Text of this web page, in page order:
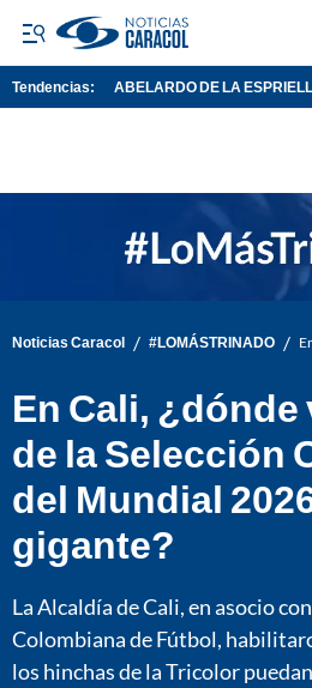
Tendencias: ABELARDO DE LA
Noticias Caracol / #LOMÁSTRINADO /
En Cali,
de la Selección
del Mundial
gigante?
La Alcaldía de Cali, en asocio
Colombiana de Fútbol,
los hinchas de la Tricolor